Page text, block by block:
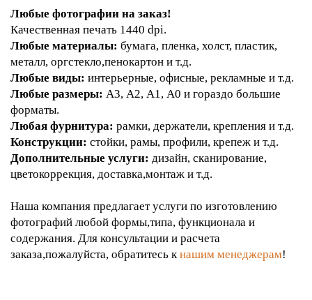
Любые фотографии на заказ!
Качественная печать 1440 dpi.
Любые материалы: бумага, пленка, холст, пластик,
металл, оргстекло,пенокартон и т.д.
Любые виды: интерьерные, офисные, рекламные и т.д.
Любые размеры: А3, А2, А1, А0 и гораздо большие
форматы.
Любая фурнитура: рамки, держатели, крепления и т.д.
Конструкции: стойки, рамы, профили, крепеж и т.д.
Дополнительные услуги: дизайн, сканирование,
цветокоррекция, доставка,монтаж и т.д.
Наша компания предлагает услуги по изготовлению
фотографий любой формы,типа, функционала и
содержания. Для консультации и расчета
заказа,пожалуйста, обратитесь кнашим менеджерам!